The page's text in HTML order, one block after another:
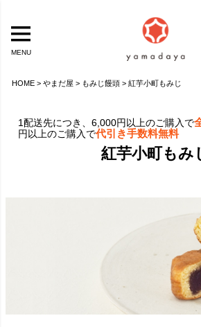
MENU
HOME やまだ屋 もみじ饅頭 紅芋小町もみじ
1配送先につき、6,000円以上のご購入で
円以上のご購入で代引き手数料無料
紅芋小町もみ